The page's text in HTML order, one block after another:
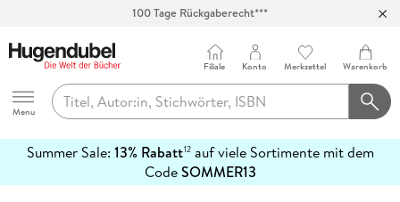
100 Tage Rückgaberecht***
Hugendubel
Menu
Filiale Konto Merkzettel Warenkorb
Summer Sale: 13% Rabatt12auf viele Sortimente mit dem
CodeSOMMER13
erfahren